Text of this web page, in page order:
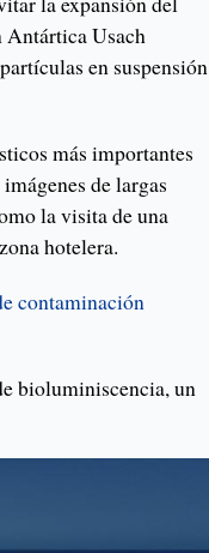
Antártica Usach
en suspensión
más importantes
de largas
la visita de una
hotelera.
contaminación
bioluminiscencia, un